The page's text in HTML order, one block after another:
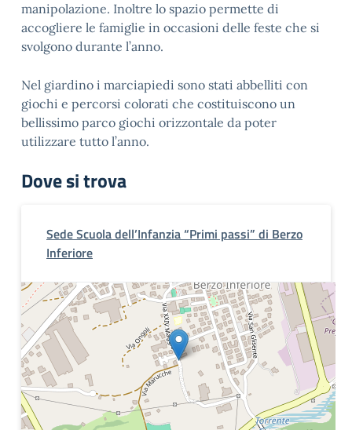
manipolazione. Inoltre lo spazio permette di
accogliere le famiglie in occasioni delle feste che si
svolgono durante l’anno.
Nel giardino i marciapiedi sono stati abbelliti con
giochi e percorsi colorati che costituiscono un
bellissimo parco giochi orizzontale da poter
utilizzare tutto l’anno.
Dove si trova
Sede Scuola dell’Infanzia “Primi passi” di Berzo
Inferiore